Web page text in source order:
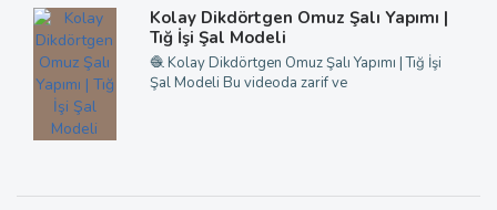
Kolay Dikdörtgen Omuz Şalı Yapımı |
Tığ İşi Şal Modeli
🧶 Kolay Dikdörtgen Omuz Şalı Yapımı | Tığ İşi
Şal Modeli Bu videoda zarif ve